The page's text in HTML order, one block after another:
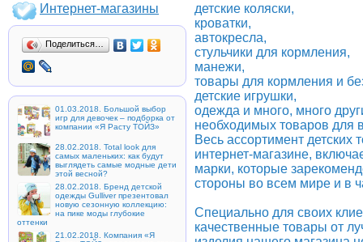
Интернет-магазины
Поделиться…
01.03.2018. Большой выбор
игр для девочек – подборка от
компании «Я Расту ТОЙЗ»
28.02.2018. Total look для
самых маленьких: как будут
выглядеть самые модные дети
этой весной?
28.02.2018. Бренд детской
одежды Gulliver презентовал
новую сезонную коллекцию:
на пике моды глубокие
оттенки
21.02.2018. Компания «Я
детские коляски,
кроватки,
автокресла,
стульчики для кормления,
манежи,
товары для кормления и
детские игрушки,
одежда и много, много
необходимых товаров
Весь ассортимент
интернет-магазине,
марки, которые
стороны во всем мире и в
Специально для своих
качественные товары от